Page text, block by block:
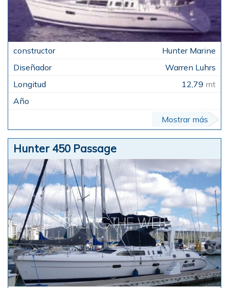
Hunter Marine
Warren Luhrs
12,79 mt
Mostrar más
Hunter 450 Passage